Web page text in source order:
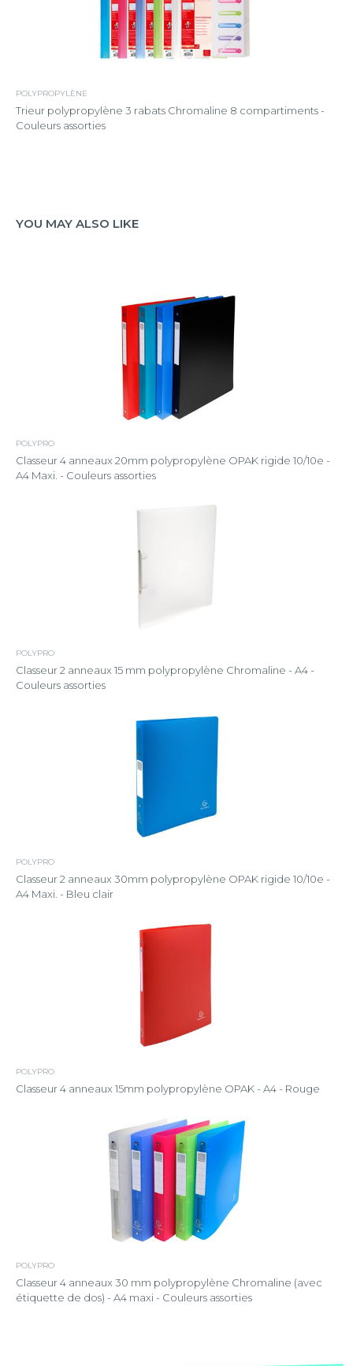
POLYPROPYLÈNE
Trieur polypropylène 3 rabats Chromaline 8 compartiments -
Couleurs assorties
YOU MAY ALSO LIKE
POLYPRO
Classeur 4 anneaux 20mm polypropylène OPAK rigide 10/10e -
A4 Maxi. - Couleurs assorties
POLYPRO
Classeur 2 anneaux 15 mm polypropylène Chromaline - A4 -
Couleurs assorties
POLYPRO
Classeur 2 anneaux 30mm polypropylène OPAK rigide 10/10e -
A4 Maxi. - Bleu clair
POLYPRO
Classeur 4 anneaux 15mm polypropylène OPAK - A4 - Rouge
POLYPRO
Classeur 4 anneaux 30 mm polypropylène Chromaline (avec
étiquette de dos) - A4 maxi - Couleurs assorties